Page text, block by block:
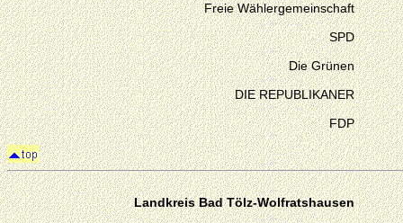
Freie Wählergemeinschaft
SPD
Die Grünen
DIE REPUBLIKANER
FDP
Landkreis Bad Tölz-Wolfratshausen